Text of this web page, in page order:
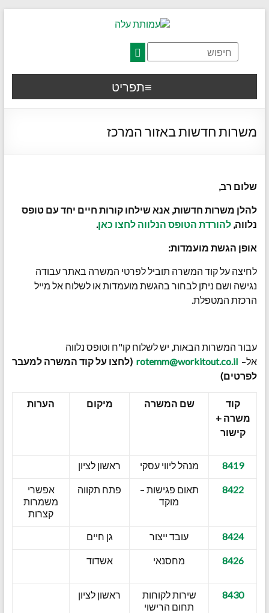
דלג לתוכן רצוי/Skip to content
afsdfas
תפריט
משרות חדשות באזור המרכז
שלום רב,
להלן משרות חדשות, אנא שילחו קורות חיים יחד עם טופס
נלווה, להורדת הטופס הנלווה לחצו כאן.
אופן הגשת מועמדות:
לחיצה על קוד המשרה תוביל לפרטי המשרה באתר עבודה
נגישה ושם ניתן לבחור בהגשת מועמדות או לשלוח אל מייל
הרכזת המטפלת.
עבור המשרות הבאות, יש לשלוח קו"ח וטופס נלווה
אל– rotemm@workitout.co.il (לחצו על קוד המשרה למעבר
לפרטים)
קוד
משרה +
קישור
שם המשרה מיקום הערות
8419 מנהל ליווי עסקי ראשון לציון
8422
תאום פגישות –
מוקד
פתח תקווה
אפשרי
משמרות
קצרות
8424
עובד ייצור גן חיים
8426 מחסנאי אשדוד
8430
שירות לקוחות
תחום הרישוי
ראשון לציון